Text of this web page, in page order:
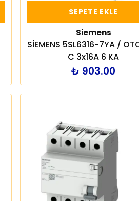
SEPETE EKLE
Siemens
SİEMENS 5SL6316-7YA /
C 3x16A 6 KA
₺ 903.00